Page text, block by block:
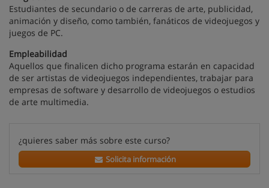
Estudiantes de secundario o de carreras de arte, publicidad,
animación y diseño, como también, fanáticos de videojuegos y
juegos de PC.
Empleabilidad
Aquellos que finalicen dicho programa estarán en capacidad
de ser artistas de videojuegos independientes, trabajar para
empresas de software y desarrollo de videojuegos o estudios
de arte multimedia.
¿quieres saber más sobre este curso?
Solicita información